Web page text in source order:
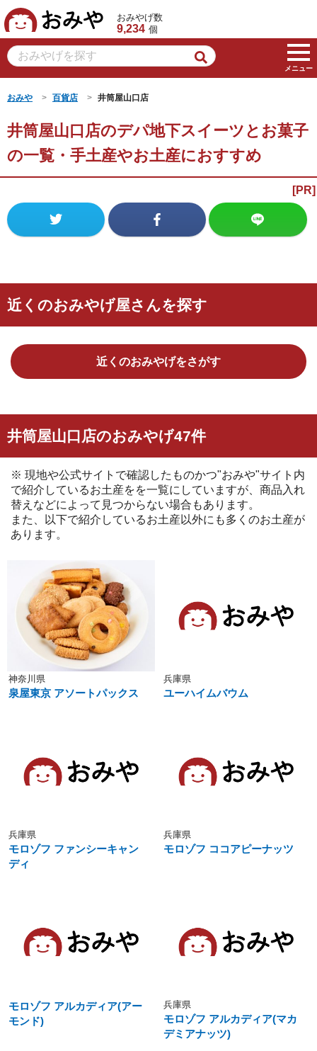
おみや
おみやげ数
9,234 個
メニュー
おみや 百貨店 井筒屋山口店
井筒屋山口店のデパ地下スイーツとお菓子
の一覧・手土産やお土産におすすめ
近くのおみやげ屋さんを探す
近くのおみやげをさがす
井筒屋山口店のおみやげ47件
※ 現地や公式サイトで確認したものかつ"おみや"サイト内
で紹介しているお土産をを一覧にしていますが、商品入れ
替えなどによって見つからない場合もあります。
また、以下で紹介しているお土産以外にも多くのお土産が
あります。
神奈川県
泉屋東京 アソートパックス
兵庫県
ユーハイムバウム
兵庫県
モロゾフ ファンシーキャン
ディ
兵庫県
モロゾフ ココアピーナッツ
モロゾフ アルカディア(アー
モンド)
兵庫県
モロゾフ アルカディア(マカ
デミアナッツ)